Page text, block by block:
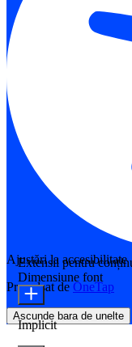
Ajustări la accesibilitate
Propulsat de OneTap
Ascunde bara de unelte
Extensii pentru
Dimensiune font
Implicit